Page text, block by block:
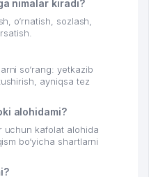
nimalar kiradi?
o‘rnatish, sozlash,
so‘rang: yetkazib
ayniqsa tez
alohidami?
uchun kafolat alohida
bo‘yicha shartlarni